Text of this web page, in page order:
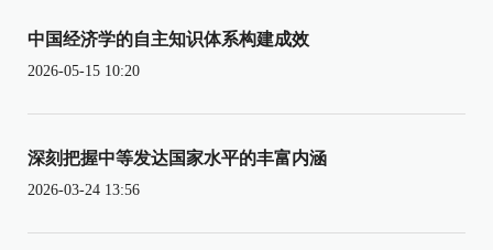
中国经济学的自主知识体系构建成效
2026-05-15 10:20
深刻把握中等发达国家水平的丰富内涵
2026-03-24 13:56